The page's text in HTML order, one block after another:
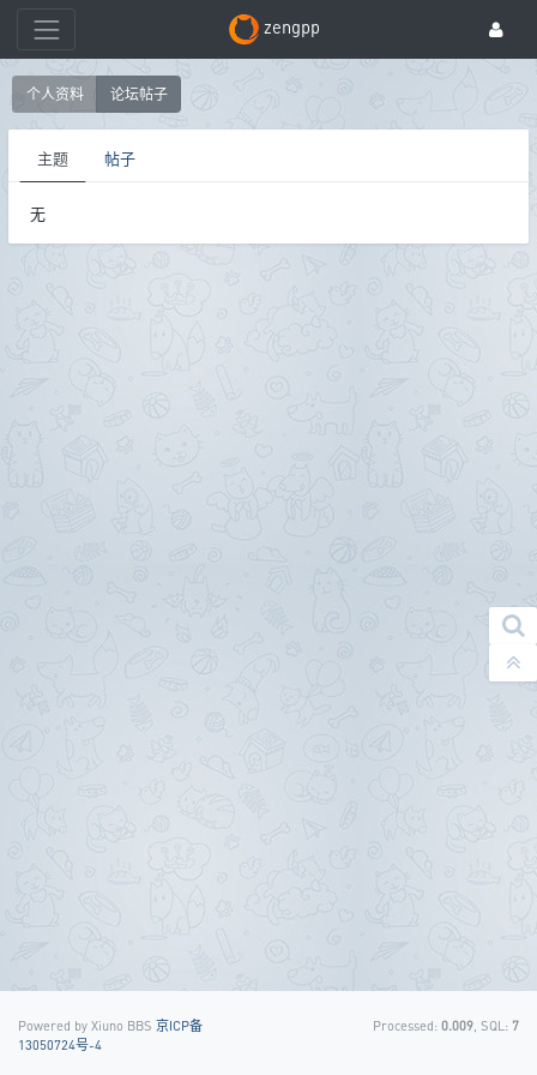
zengpp
个人资料 论坛帖子
主题 帖子
无
Powered by Xiuno BBS 京ICP备
13050724号-4
Processed: 0.009 , SQL: 7